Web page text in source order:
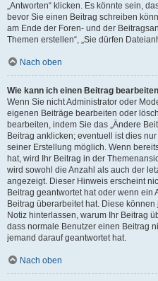
„Antworten“ klicken. Es könnte sein,
bevor Sie einen Beitrag schreiben
am Ende der Foren- und der
Themen erstellen“, „Sie dürfen
Nach oben
Wie kann ich einen Beitrag
Wenn Sie nicht Administrator oder
eigenen Beiträge bearbeiten oder
bearbeiten, indem Sie das „Ändere
Beitrag anklicken; eventuell ist dies
seiner Erstellung möglich. Wenn
hat, wird Ihr Beitrag in der
wird sowohl die Anzahl als auch der
angezeigt. Dieser Hinweis erscheint
Beitrag geantwortet hat oder wenn ein
Beitrag überarbeitet hat. Diese
Notiz hinterlassen, warum Ihr Beitrag
dass normale Benutzer einen Beitrag
jemand darauf geantwortet hat.
Nach oben